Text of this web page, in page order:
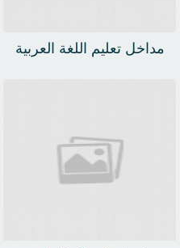
مداخل تعليم اللغة العربية